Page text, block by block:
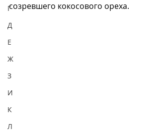
Г
Д
Е
Ж
З
И
К
Л
созревшего кокосового ореха.